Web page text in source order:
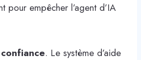
pour empêcher l’agent d’IA
. Le système d’aide